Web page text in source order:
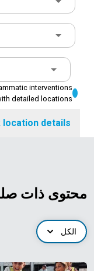
interventions
detailed locations
location details
محتوى ذات
الكل